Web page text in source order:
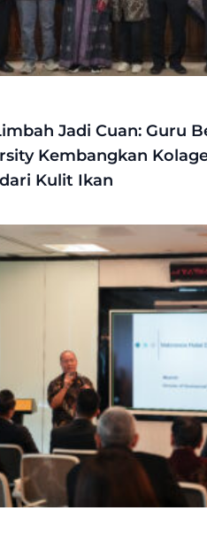
Jadi Cuan: Guru
Kembangkan
Kulit Ikan